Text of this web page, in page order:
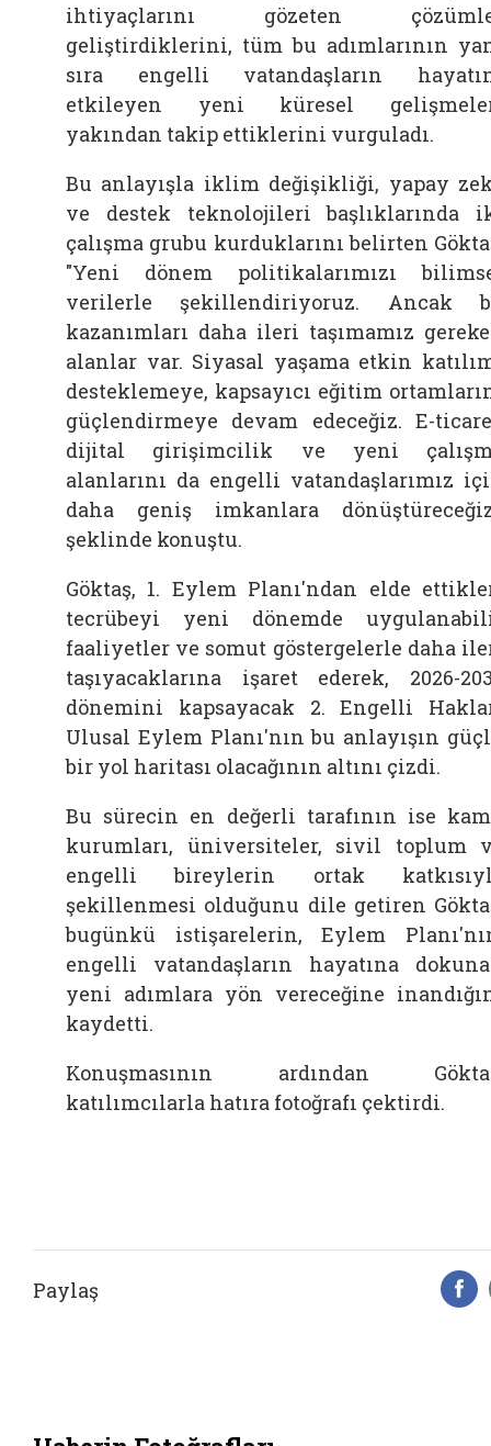
ihtiyaçlarını gözeten
geliştirdiklerini, tüm bu adımlarının
sıra engelli vatandaşların
etkileyen yeni küresel
yakından takip ettiklerini vurguladı.
Bu anlayışla iklim değişikliği, yapay
ve destek teknolojileri başlıklarında
çalışma grubu kurduklarını belirten
"Yeni dönem politikalarımızı
verilerle şekillendiriyoruz. Ancak
kazanımları daha ileri taşımamız
alanlar var. Siyasal yaşama etkin
desteklemeye, kapsayıcı eğitim
güçlendirmeye devam edeceğiz. E-
dijital girişimcilik ve yeni
alanlarını da engelli vatandaşlarımız
daha geniş imkanlara
şeklinde konuştu.
Göktaş, 1. Eylem Planı'ndan elde
tecrübeyi yeni dönemde
faaliyetler ve somut göstergelerle daha
taşıyacaklarına işaret ederek, 2026-
dönemini kapsayacak 2. Engelli
Ulusal Eylem Planı'nın bu anlayışın
bir yol haritası olacağının altını çizdi.
Bu sürecin en değerli tarafının ise
kurumları, üniversiteler, sivil toplum
engelli bireylerin ortak
şekillenmesi olduğunu dile getiren
bugünkü istişarelerin, Eylem
engelli vatandaşların hayatına
yeni adımlara yön vereceğine
kaydetti.
Konuşmasının ardından
katılımcılarla hatıra fotoğrafı çektirdi.
Paylaş